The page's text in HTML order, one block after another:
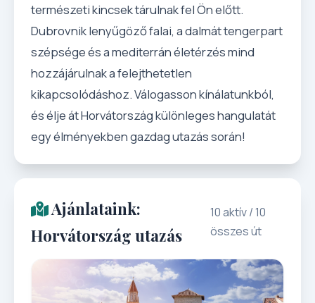
természeti kincsek tárulnak fel Ön előtt.
Dubrovnik lenyűgöző falai, a dalmát tengerpart
szépsége és a mediterrán életérzés mind
hozzájárulnak a felejthetetlen
kikapcsolódáshoz. Válogasson kínálatunkból,
és élje át Horvátország különleges hangulatát
egy élményekben gazdag utazás során!
Ajánlataink:
Horvátország utazás
10 aktív / 10
összes út